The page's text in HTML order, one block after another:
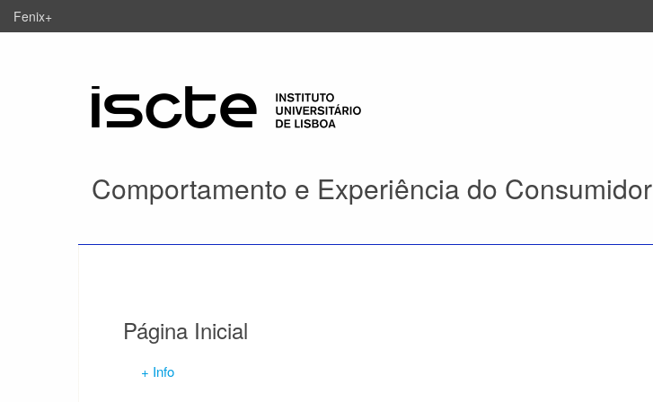
Fenix+
Comportamento e Experiência do Consumidor
Página Inicial
+ Info